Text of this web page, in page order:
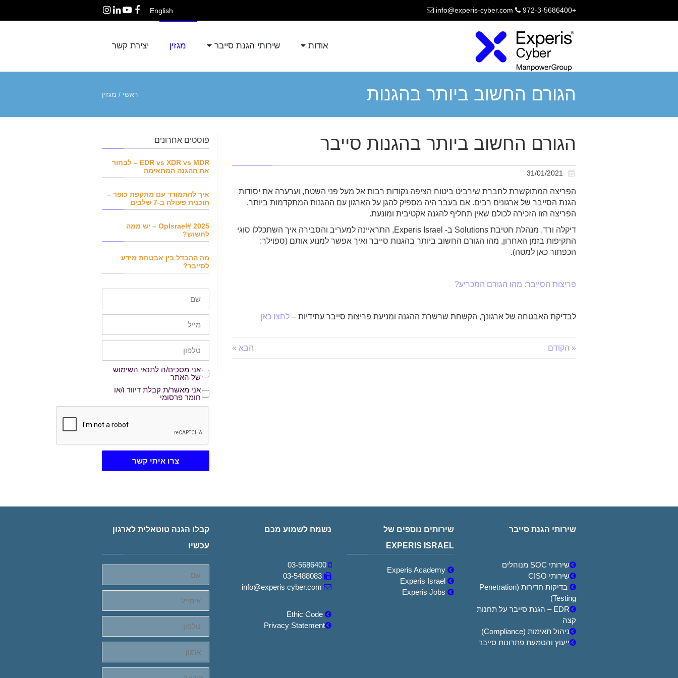
+972-3-5686400
info@experis-cyber.com
English
Facebook
YouTube
LinkedIn
Instagram
אודות שירותי הגנת סייבר מגזין יצירת קשר
הגורם החשוב ביותר בהגנות
סייבר
ראשי / מגזין
הגורם החשוב ביותר בהגנות סייבר
הפריצה המתוקשרת לחברת שירביט ביטוח הציפה נקודות רבות אל מעל פני השטח, וערערה את יסודות
הגנת הסייבר של ארגונים רבים. אם בעבר היה מספיק להגן על הארגון עם ההגנות המתקדמות ביותר,
הפריצה הזו הזכירה לכולם שאין תחליף להגנה אקטיבית ומונעת.
דיקלה ורד, מנהלת חטיבת Solutions ב- Experis Israel, התראיינה למעריב והסבירה איך השתכללו סוגי
התקיפות בזמן האחרון, מהו הגורם החשוב ביותר בהגנות סייבר ואיך אפשר למנוע אותם (ספוילר:
הכפתור כאן למטה).
פריצות הסייבר: מהו הגורם המכריע?
לבדיקת האבטחה של ארגונך, הקשחת שרשרת ההגנה ומניעת פריצות סייבר עתידיות – לחצו כאן
« הקודם הבא »
פוסטים אחרונים
EDR vs XDR vs MDR – לבחור
את ההגנה המתאימה
איך להתמודד עם מתקפת כופר –
תוכנית פעולה ב-7 שלבים
OpIsrael# 2025 – יש ממה
לחשוש?
מה ההבדל בין אבטחת מידע
לסייבר?
שם
דוא"ל
טלפון
אני מסכים/ה לתנאי השימוש של האתר
אני מסכים/ה לתנאי השימוש
של האתר
אני מאשר/ת קבלת דיוור ו/או חומר פרסומי
אני מאשר/ת קבלת דיוור ו/או
חומר פרסומי
צרו איתי קשר
שירותי הגנת סייבר
שירותי SOC מנוהלים
שירותי CISO
בדיקות חדירות (Penetration
Testing)
EDR – הגנת סייבר על תחנות
קצה
ניהול תאימות (Compliance)
ייעוץ והטמעת פתרונות סייבר
שירותים נוספים של
EXPERIS ISRAEL
Experis Academy
Experis Israel
נשמח לשמוע מכם
03-5686400
03-5488083
info@experis cyber.com
Privacy Statement
קבלו הגנה טוטאלית לארגון
עכשיו
שם
אימייל
טלפון
ארגון
הודעה